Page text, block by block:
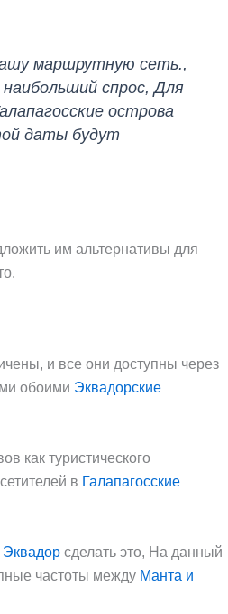
маршрутную сеть.,
спрос, Для
острова
даты будут
им альтернативы для
и все они доступны через
обоими Эквадорские
как туристического
в Галапагосские
Эквадор сделать это, На данный
частоты между Манта и